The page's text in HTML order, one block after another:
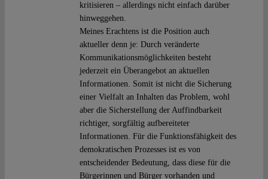
kritisieren – allerdings nicht einfach darüber
hinweggehen.
Meines Erachtens ist die Position auch
aktueller denn je: Durch veränderte
Kommunikationsmöglichkeiten besteht
jederzeit ein Überangebot an aktuellen
Informationen. Somit ist nicht die Sicherung
einer Vielfalt an Inhalten das Problem, wohl
aber die Sicherstellung der Auffindbarkeit
richtiger, sorgfältig aufbereiteter
Informationen. Für die Funktionsfähigkeit des
demokratischen Prozesses ist es von
entscheidender Bedeutung, dass diese für die
Bürgerinnen und Bürger vorhanden und